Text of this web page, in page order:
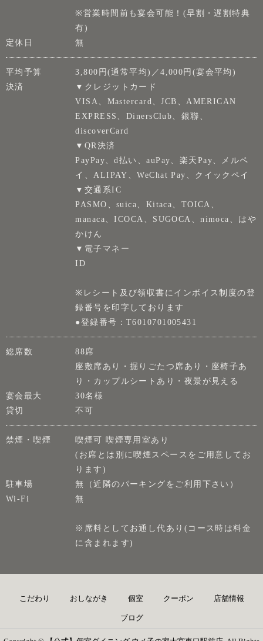
※営業時間前も宴会可能！(早割・遅割特典
有)
定休日
無
平均予算
3,800円(通常平均)／4,000円(宴会平均)
決済
▼クレジットカード
VISA、Mastercard、JCB、AMERICAN
EXPRESS、DinersClub、銀聯、
discoverCard
▼QR決済
PayPay、d払い、auPay、楽天Pay、メルペ
イ、ALIPAY、WeChat Pay、クイックペイ
▼交通系IC
PASMO、suica、Kitaca、TOICA、
manaca、ICOCA、SUGOCA、nimoca、はや
かけん
▼電子マネー
ID
※レシート及び領収書にインボイス制度の登
録番号を印字しております
●登録番号：T6010701005431
総席数
88席
座敷席あり・掘りごたつ席あり・座椅子あ
り・カップルシートあり・夜景が見える
宴会最大
30名様
貸切
不可
禁煙・喫煙
喫煙可 喫煙専用室あり
(お席とは別に喫煙スペースをご用意してお
ります)
駐車場
無（近隣のパーキングをご利用下さい）
Wi-Fi
無
※席料としてお通し代あり(コース時は料金
に含まれます)
こだわり おしながき 個室 クーポン 店舗情報
ブログ